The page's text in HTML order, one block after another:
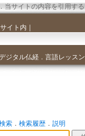
当サイトの内容を引用する
イト内 ｜
ジタル仏経． 言語レッスン
索． 検索履歴． 説明